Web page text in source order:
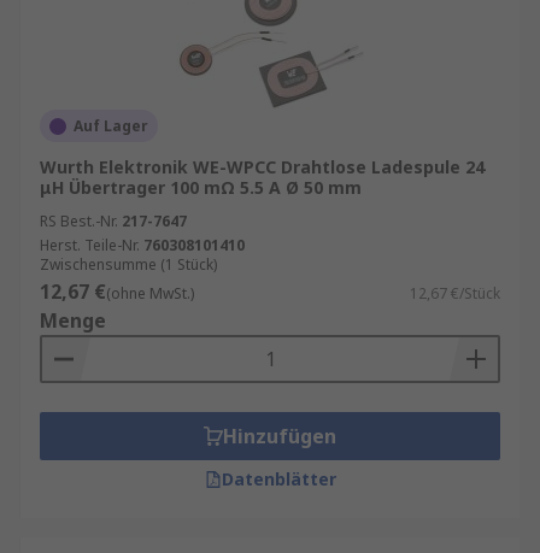
Auf Lager
Wurth Elektronik WE-WPCC Drahtlose Ladespule 24
μH Übertrager 100 mΩ 5.5 A Ø 50 mm
RS Best.-Nr. 217-7647
Herst. Teile-Nr. 760308101410
Zwischensumme (1 Stück)
12,67 €(ohne MwSt.) 12,67 €/Stück
Menge
Hinzufügen
Datenblätter